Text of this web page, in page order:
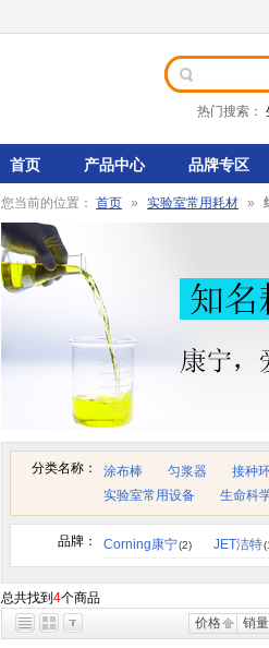
热门搜索：
首页 产品中心 品牌专区
您当前的位置： 首页 » 实验室常用耗材 »
分类名称： 涂布棒 匀浆器
接种
实验室常用设备
生命科
品牌： Corning康宁(2) JET洁特
总共找到 4个商品
价格
销量